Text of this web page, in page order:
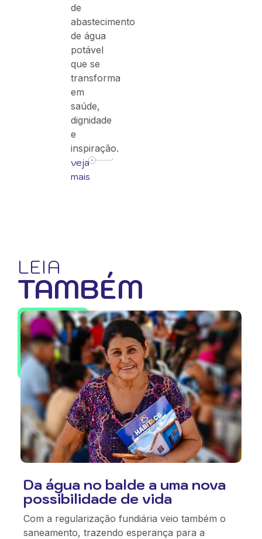
de
abastecimento
de água
potável
que se
transforma
em
saúde,
dignidade
e
inspiração.
veja
mais
LEIA
TAMBÉM
Da água no balde a uma nova
possibilidade de vida
Com a regularização fundiária veio também o
saneamento, trazendo esperança para a